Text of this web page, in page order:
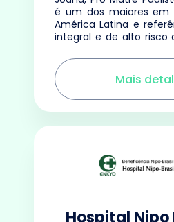
é um dos maiores em
América Latina e
integral e de alto risco
Mais
Hospital Nipo